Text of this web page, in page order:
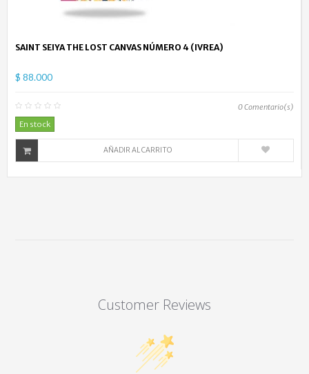
SAINT SEIYA THE LOST CANVAS NÚMERO 4 (IVREA)
$ 88.000
0Comentario(s)
En stock
AÑADIR AL CARRITO
Customer Reviews